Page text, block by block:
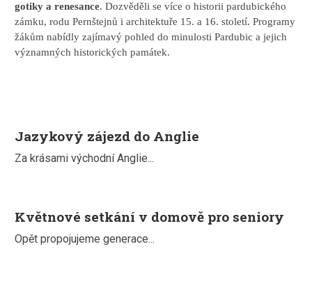
gotiky a renesance. Dozvěděli se více o historii pardubického
zámku, rodu Pernštejnů i architektuře 15. a 16. století. Programy
žákům nabídly zajímavý pohled do minulosti Pardubic a jejich
významných historických památek.
Jazykový zájezd do Anglie
Za krásami východní Anglie...
Květnové setkání v domově pro seniory
Opět propojujeme generace...